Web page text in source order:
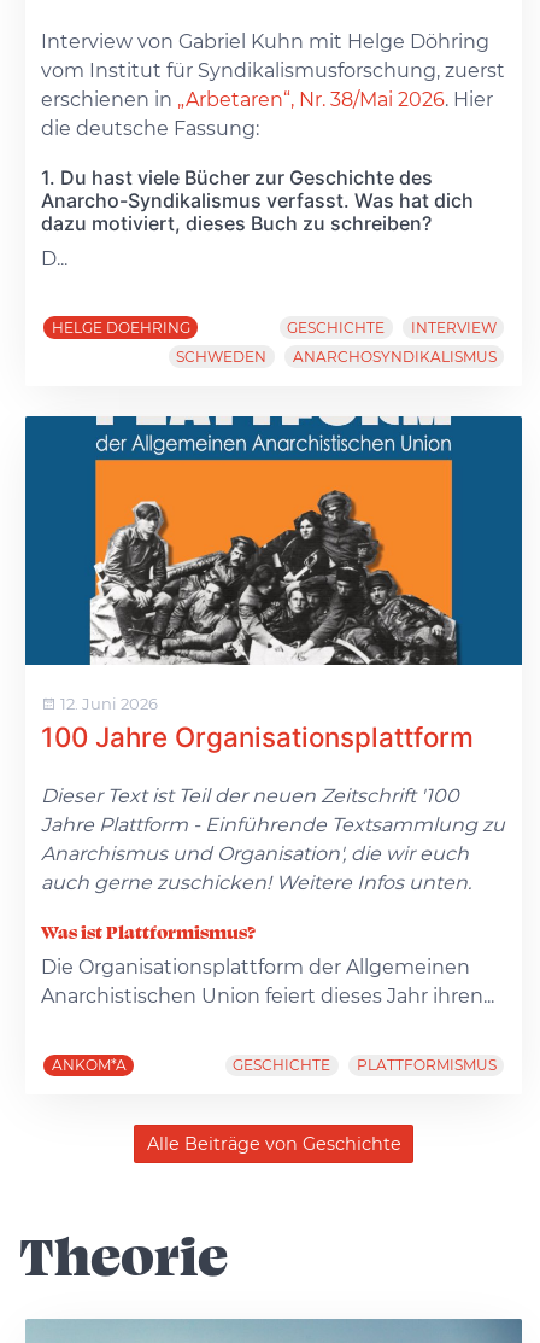
Interview von Gabriel Kuhn mit Helge Döhring
vom Institut für Syndikalismusforschung, zuerst
erschienen in „Arbetaren“, Nr. 38/Mai 2026. Hier
die deutsche Fassung:
1. Du hast viele Bücher zur Geschichte des
Anarcho-Syndikalismus verfasst. Was hat dich
dazu motiviert, dieses Buch zu schreiben?
D...
HELGE DOEHRING GESCHICHTE
INTERVIEW
SCHWEDEN
ANARCHOSYNDIKALISMUS
12. Juni 2026
100 Jahre Organisationsplattform
Dieser Text ist Teil der neuen Zeitschrift '100
Jahre Plattform - Einführende Textsammlung zu
Anarchismus und Organisation', die wir euch
auch gerne zuschicken! Weitere Infos unten.
Was ist Plattformismus?
Die Organisationsplattform der Allgemeinen
Anarchistischen Union feiert dieses Jahr ihren...
ANKOM*A GESCHICHTE PLATTFORMISMUS
Alle Beiträge von Geschichte
Theorie